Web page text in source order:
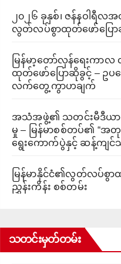
၂၀၂၆ ခုနှစ်၊ ဇန်နဝါရီလ
လွတ်လပ်စွာထုတ်ဖော်ပြော
မြန်မာ့တော်လှန်ရေးကာ
ထုတ်ဖော်ပြောဆိုခွင့် – ဥပဒေ
လက်တွေ့ကွာဟချက်
အသံအဖွဲ့၏ သတင်းမီဒီယာ
မှု – မြန်မာစစ်တပ်၏ “အ
ရွေးကောက်ပွဲနှင့် ဆန့်ကျင်သူ
မြန်မာနိုင်ငံ၏လွတ်လပ်စွာ
ညွှန်းကိန်း စစ်တမ်း
သတင်းမှတ်တမ်း